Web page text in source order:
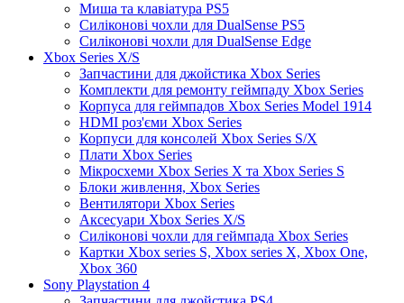
Миша та клавіатура PS5
Силіконові чохли для DualSense PS5
Силіконові чохли для DualSense Edge
Xbox Series X/S
Запчастини для джойстика Xbox Series
Комплекти для ремонту геймпаду Xbox Series
Корпуса для геймпадов Xbox Series Model 1914
HDMI роз'єми Xbox Series
Корпуси для консолей Xbox Series S/X
Плати Xbox Series
Мікросхеми Xbox Series X та Xbox Series S
Блоки живлення, Xbox Series
Вентилятори Xbox Series
Аксесуари Xbox Series X/S
Силіконові чохли для геймпада Xbox Series
Картки Xbox series S, Xbox series X, Xbox One,
Xbox 360
Sony Playstation 4